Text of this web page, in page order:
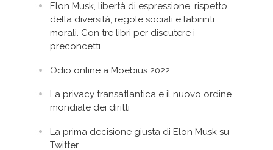
Elon Musk, libertà di espressione, rispetto
della diversità, regole sociali e labirinti
morali. Con tre libri per discutere i
preconcetti
Odio online a Moebius 2022
La privacy transatlantica e il nuovo ordine
mondiale dei diritti
La prima decisione giusta di Elon Musk su
Twitter